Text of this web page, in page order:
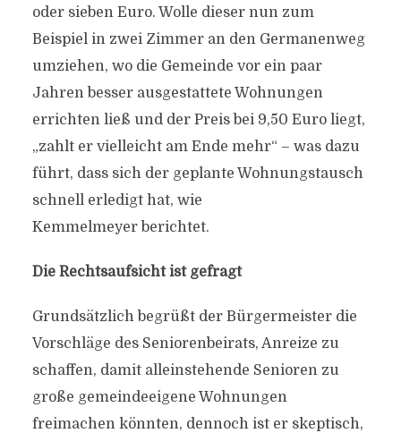
oder sieben Euro. Wolle dieser nun zum
Beispiel in zwei Zimmer an den Germanenweg
umziehen, wo die Gemeinde vor ein paar
Jahren besser ausgestattete Wohnungen
errichten ließ und der Preis bei 9,50 Euro liegt,
„zahlt er vielleicht am Ende mehr“ – was dazu
führt, dass sich der geplante Wohnungstausch
schnell erledigt hat, wie
Kemmelmeyer berichtet.
Die Rechtsaufsicht ist gefragt
Grundsätzlich begrüßt der Bürgermeister die
Vorschläge des Seniorenbeirats, Anreize zu
schaffen, damit alleinstehende Senioren zu
große gemeindeeigene Wohnungen
freimachen könnten, dennoch ist er skeptisch,